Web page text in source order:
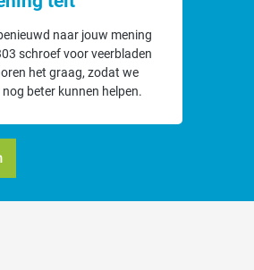
5 tot 7 werkdagen. De kosten kunnen
bepalen. Wij doen een prijsopgaaf
naar jouw mening
schroef voor veerbladen
het graag, zodat we
beter kunnen helpen.